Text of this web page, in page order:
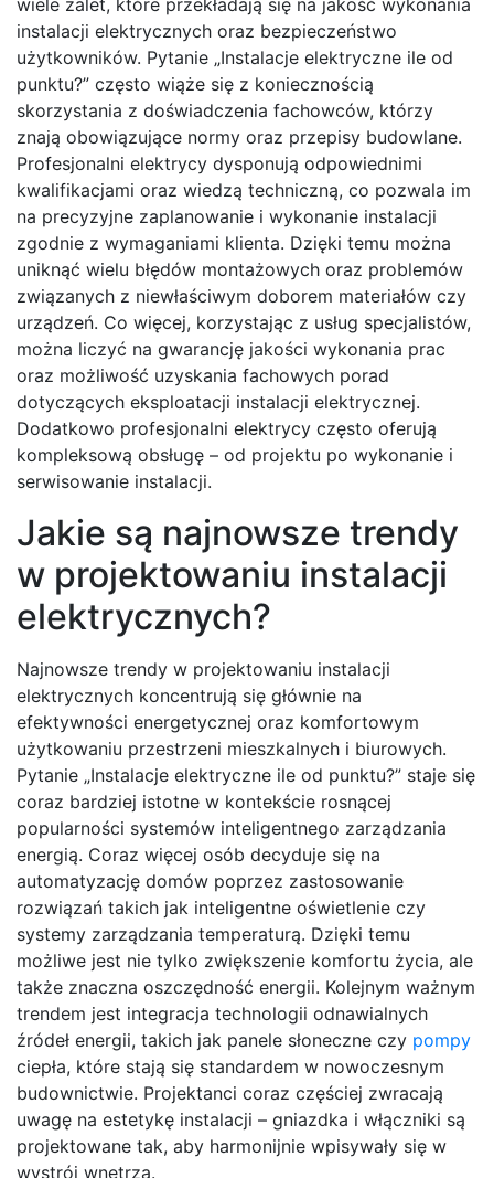
wiele zalet, które przekładają się na jakość wykonania
instalacji elektrycznych oraz bezpieczeństwo
użytkowników. Pytanie „Instalacje elektryczne ile od
punktu?” często wiąże się z koniecznością
skorzystania z doświadczenia fachowców, którzy
znają obowiązujące normy oraz przepisy budowlane.
Profesjonalni elektrycy dysponują odpowiednimi
kwalifikacjami oraz wiedzą techniczną, co pozwala im
na precyzyjne zaplanowanie i wykonanie instalacji
zgodnie z wymaganiami klienta. Dzięki temu można
uniknąć wielu błędów montażowych oraz problemów
związanych z niewłaściwym doborem materiałów czy
urządzeń. Co więcej, korzystając z usług specjalistów,
można liczyć na gwarancję jakości wykonania prac
oraz możliwość uzyskania fachowych porad
dotyczących eksploatacji instalacji elektrycznej.
Dodatkowo profesjonalni elektrycy często oferują
kompleksową obsługę – od projektu po wykonanie i
serwisowanie instalacji.
Jakie są najnowsze trendy
w projektowaniu instalacji
elektrycznych?
Najnowsze trendy w projektowaniu instalacji
elektrycznych koncentrują się głównie na
efektywności energetycznej oraz komfortowym
użytkowaniu przestrzeni mieszkalnych i biurowych.
Pytanie „Instalacje elektryczne ile od punktu?” staje się
coraz bardziej istotne w kontekście rosnącej
popularności systemów inteligentnego zarządzania
energią. Coraz więcej osób decyduje się na
automatyzację domów poprzez zastosowanie
rozwiązań takich jak inteligentne oświetlenie czy
systemy zarządzania temperaturą. Dzięki temu
możliwe jest nie tylko zwiększenie komfortu życia, ale
także znaczna oszczędność energii. Kolejnym ważnym
trendem jest integracja technologii odnawialnych
źródeł energii, takich jak panele słoneczne czy pompy
ciepła, które stają się standardem w nowoczesnym
budownictwie. Projektanci coraz częściej zwracają
uwagę na estetykę instalacji – gniazdka i włączniki są
projektowane tak, aby harmonijnie wpisywały się w
wystrój wnętrza.